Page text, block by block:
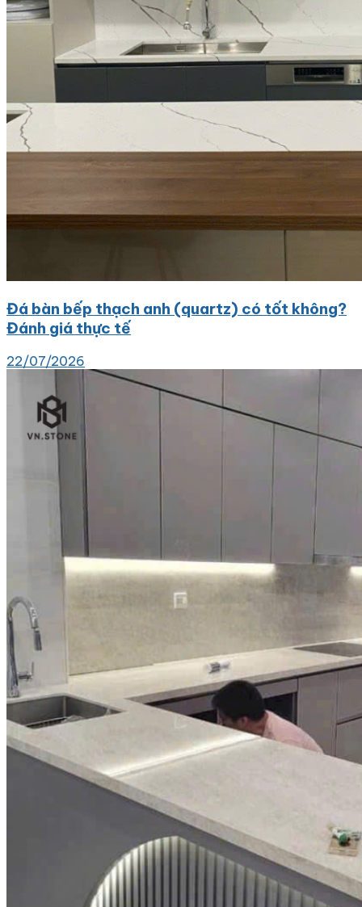
Đá bàn bếp thạch anh (quartz) có tốt không?
Đánh giá thực tế
22/07/2026